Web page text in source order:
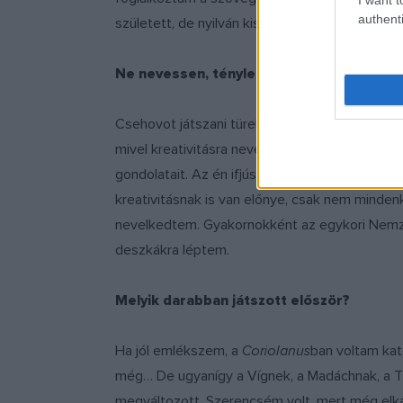
született, de nyilván kissé elfogult vagyok,
Ne nevessen, tényleg az! Legutóbb a
Csehovot játszani türelemmel kell. Régen
mivel kreativitásra nevelik, mindenki
gondolatait. Az én ifjúságomban senkit nem
kreativitásnak is van előnye, csak nem
nevelkedtem. Gyakornokként az egykori
deszkákra léptem.
Melyik darabban játszott először?
Ha jól emlékszem, a Coriolanusban voltam
még… De ugyanígy a Vígnek, a Madáchnak,